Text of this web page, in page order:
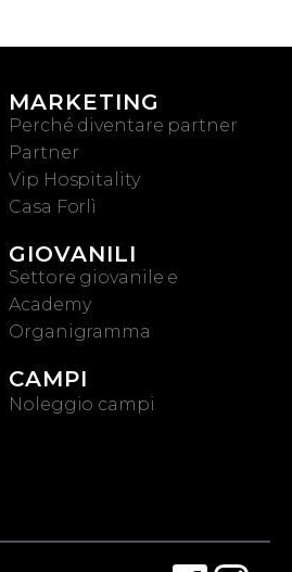
MARKETING
Perché diventare partner
Partner
Vip Hospitality
Casa Forlì
GIOVANILI
Settore giovanile e
Academy
Organigramma
CAMPI
Noleggio campi